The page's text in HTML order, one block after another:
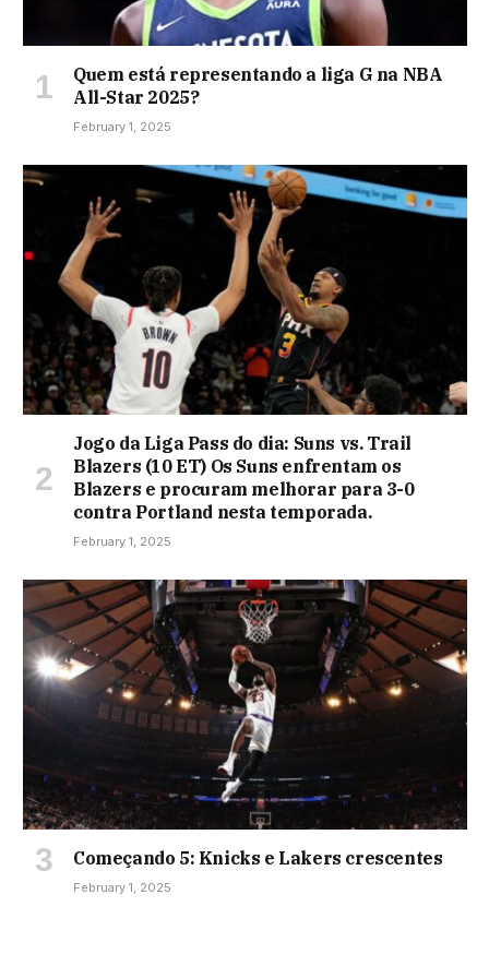
Quem está representando a liga G na NBA
All-Star 2025?
February 1, 2025
Jogo da Liga Pass do dia: Suns vs. Trail
Blazers (10 ET) Os Suns enfrentam os
Blazers e procuram melhorar para 3-0
contra Portland nesta temporada.
February 1, 2025
Começando 5: Knicks e Lakers crescentes
February 1, 2025